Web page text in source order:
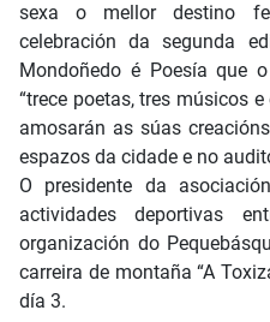
sexa o mellor destino
celebración da segunda
Mondoñedo é Poesía que
“trece poetas, tres músicos
amosarán as súas
espazos da cidade e no
O presidente da
actividades deportivas
organización do
carreira de montaña “A
día 3.